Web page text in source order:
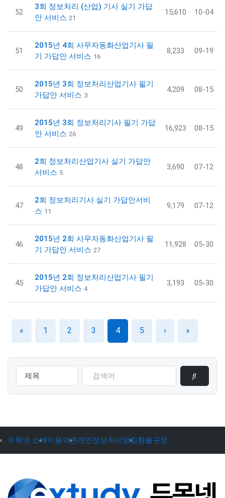
52
3회 정보처리 (산업) 기사 실기 가답
안 서비스 21
15,610 10-04
51
2015년 4회 사무자동화산업기사 필
기 가답안 서비스 16
8,233 09-19
50
2015년 3회 정보처리산업기사 필기
가답안 서비스 3
4,209 08-15
49
2015년 3회 정보처리기사 필기 가답
안 서비스 26
16,923 08-15
48
2회 정보처리산업기사 실기 가답안
서비스 5
3,690 07-12
47
2회 정보처리기사 실기 가답안서비
스 11
9,179 07-12
46
2015년 2회 사무자동화산업기사 필
기 가답안 서비스 27
11,928 05-30
45
2015년 2회 정보처리산업기사 필기
가답안 서비스 4
3,193 05-30
« 1 2 3 4 5 › »
두목넷 소개이용약관개인정보처리방침환불규정